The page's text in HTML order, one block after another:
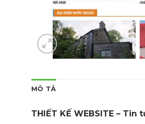
MÔ TẢ
THIẾT KẾ WEBSITE – Tin